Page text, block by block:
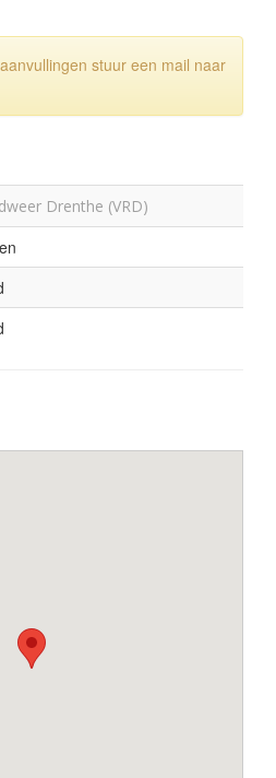
stuur een mail naar
Drenthe (VRD)